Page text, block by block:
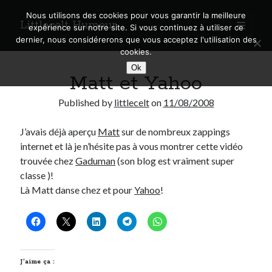
Littlecelt Humeur
open
primary
menu
Sidebar
Derniers articles
Municipales 2026 : Lyon, Métropole et Caluire, mon choix pour l’avenir
Explorez les Chemins Enchantés à Vélo : Aventures Familiales près de
Quel Lyonnais es-tu, Renaud Ducher ?
A quand une véritable place pour le vélo à Caluire dans la Métropole de
Comment je vis ma vie sur un vélo
Matt et Yahoo
Published by littlecelton 11/08/2008
J’avais déjà aperçu Mattsur de nombreux zappings
internet et là je n’hésite pas à vous montrer cette vidéo
trouvée chezGaduman(son blog est vraiment super
classe )!
Là Matt danse chez et pourYahoo!
J’aime ça :
Nous utilisons des cookies pour vous garantir la meilleure
expérience sur notre site. Si vous continuez à utiliser ce
dernier, nous considérerons que vous acceptez l'utilisation des
cookies.
Ok